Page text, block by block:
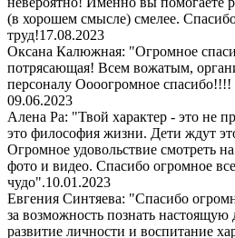
(в хорошем смысле) смелее.
труд!17.08.2023
Оксана Калюжная: "Огромное
потрясающая! Всем вожатым,
персоналу Оооогромное
09.06.2023
Алена Ра: "Твой характер - это не
это философия жизни. Дети ждут
Огромное удовольствие смотреть
фото и видео. Спасибо огромное
чудо".10.01.2023
Евгения Синтяева: "Спасибо
за возможность познать настоящую
развитие личности и воспитание